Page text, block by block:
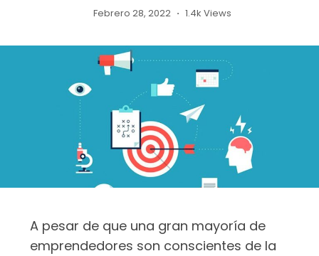
Febrero 28, 2022 1.4k Views
A pesar de que una gran mayoría de
emprendedores son conscientes de la